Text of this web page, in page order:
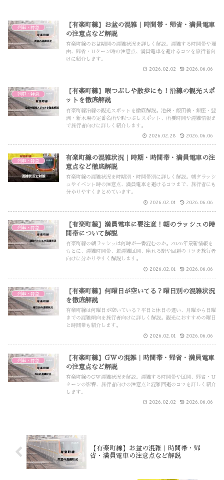
列車・特急
【有楽町線】お盆の混雑｜時間帯・帰省・満員電車
の注意点など解説
有楽町線のお盆期間の混雑状況を詳しく解説。混雑する時間帯や理
由、帰省・Uターン時の注意点、満員電車を避けるコツを旅行者向
けに紹介します。
2026.02.02 2026.06.06
列車・特急
【有楽町線】暇つぶしや散歩にも！沿線の観光スポ
ットを徹底解説
有楽町線沿線の観光スポットを徹底解説。池袋・飯田橋・銀座・豊
洲・新木場の定番名所や暇つぶしスポット、所要時間や混雑情報ま
で旅行者向けに詳しく紹介します。
2026.02.28 2026.06.06
列車・特急
有楽町線の混雑状況｜時期・時間帯・満員電車の注
意点など徹底解説
有楽町線の混雑状況を時期別・時間帯別に詳しく解説。朝夕ラッシ
ュやイベント時の注意点、満員電車を避けるコツまで、旅行者にも
分かりやすくまとめています。
2026.02.01 2026.06.06
列車・特急
【有楽町線】満員電車に要注意！朝のラッシュの時
間帯について解説
有楽町線の朝ラッシュは何時が一番混むのか。2026年最新情報を
もとに、混雑時間帯、最混雑区間、座れる駅や回避のコツを旅行者
向けに分かりやすく解説します。
2026.02.01 2026.06.06
列車・特急
【有楽町線】何曜日が空いてる？曜日別の混雑状況
を徹底解説
有楽町線は何曜日が空いている？平日と休日の違い、月曜から日曜
までの混雑傾向を旅行者向けに詳しく解説。観光におすすめの曜日
と時間帯も紹介します。
2026.02.01 2026.06.06
列車・特急
【有楽町線】GWの混雑｜時間帯・帰省・満員電車
の注意点など解説
有楽町線のGW混雑状況を解説。混雑する時間帯や区間、帰省・U
ターンの影響、旅行者向けの注意点と混雑回避のコツを詳しく紹介
します。
2026.02.02 2026.06.06
【有楽町線】お盆の混雑｜時間帯・帰
省・満員電車の注意点など解説